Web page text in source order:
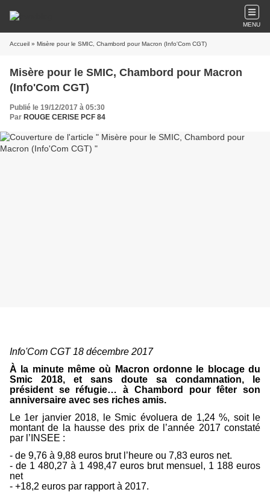
MENU
Accueil » Misère pour le SMIC, Chambord pour Macron (Info'Com CGT)
Misère pour le SMIC, Chambord pour Macron
(Info'Com CGT)
Publié le 19/12/2017 à 05:30
Par ROUGE CERISE PCF 84
Info'Com CGT 18 décembre 2017
À la minute même où Macron ordonne le blocage du
Smic 2018, et sans doute sa condamnation, le
président se réfugie… à Chambord pour fêter son
anniversaire avec ses riches amis.
Le 1er janvier 2018, le Smic évoluera de 1,24 %, soit le
montant de la hausse des prix de l’année 2017 constaté
par l’INSEE :
- de 9,76 à 9,88 euros brut l’heure ou 7,83 euros net.
- de 1 480,27 à 1 498,47 euros brut mensuel, 1 188 euros
net
- +18,2 euros par rapport à 2017.